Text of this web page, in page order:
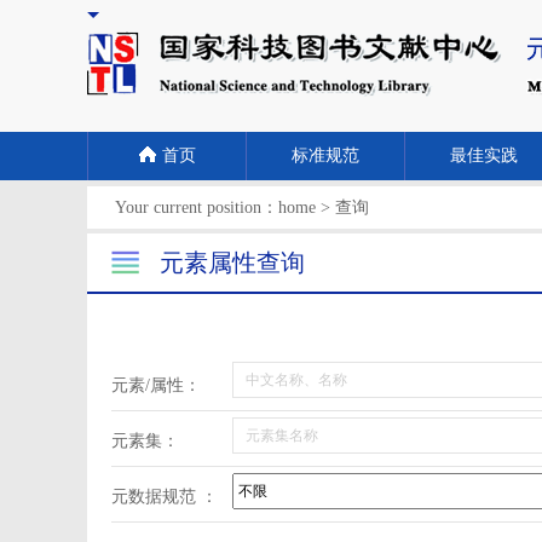
首页 标准规范 最佳实践
Your current position： home > 查询
元素属性查询
元素/属性：
元素集：
元数据规范 ：